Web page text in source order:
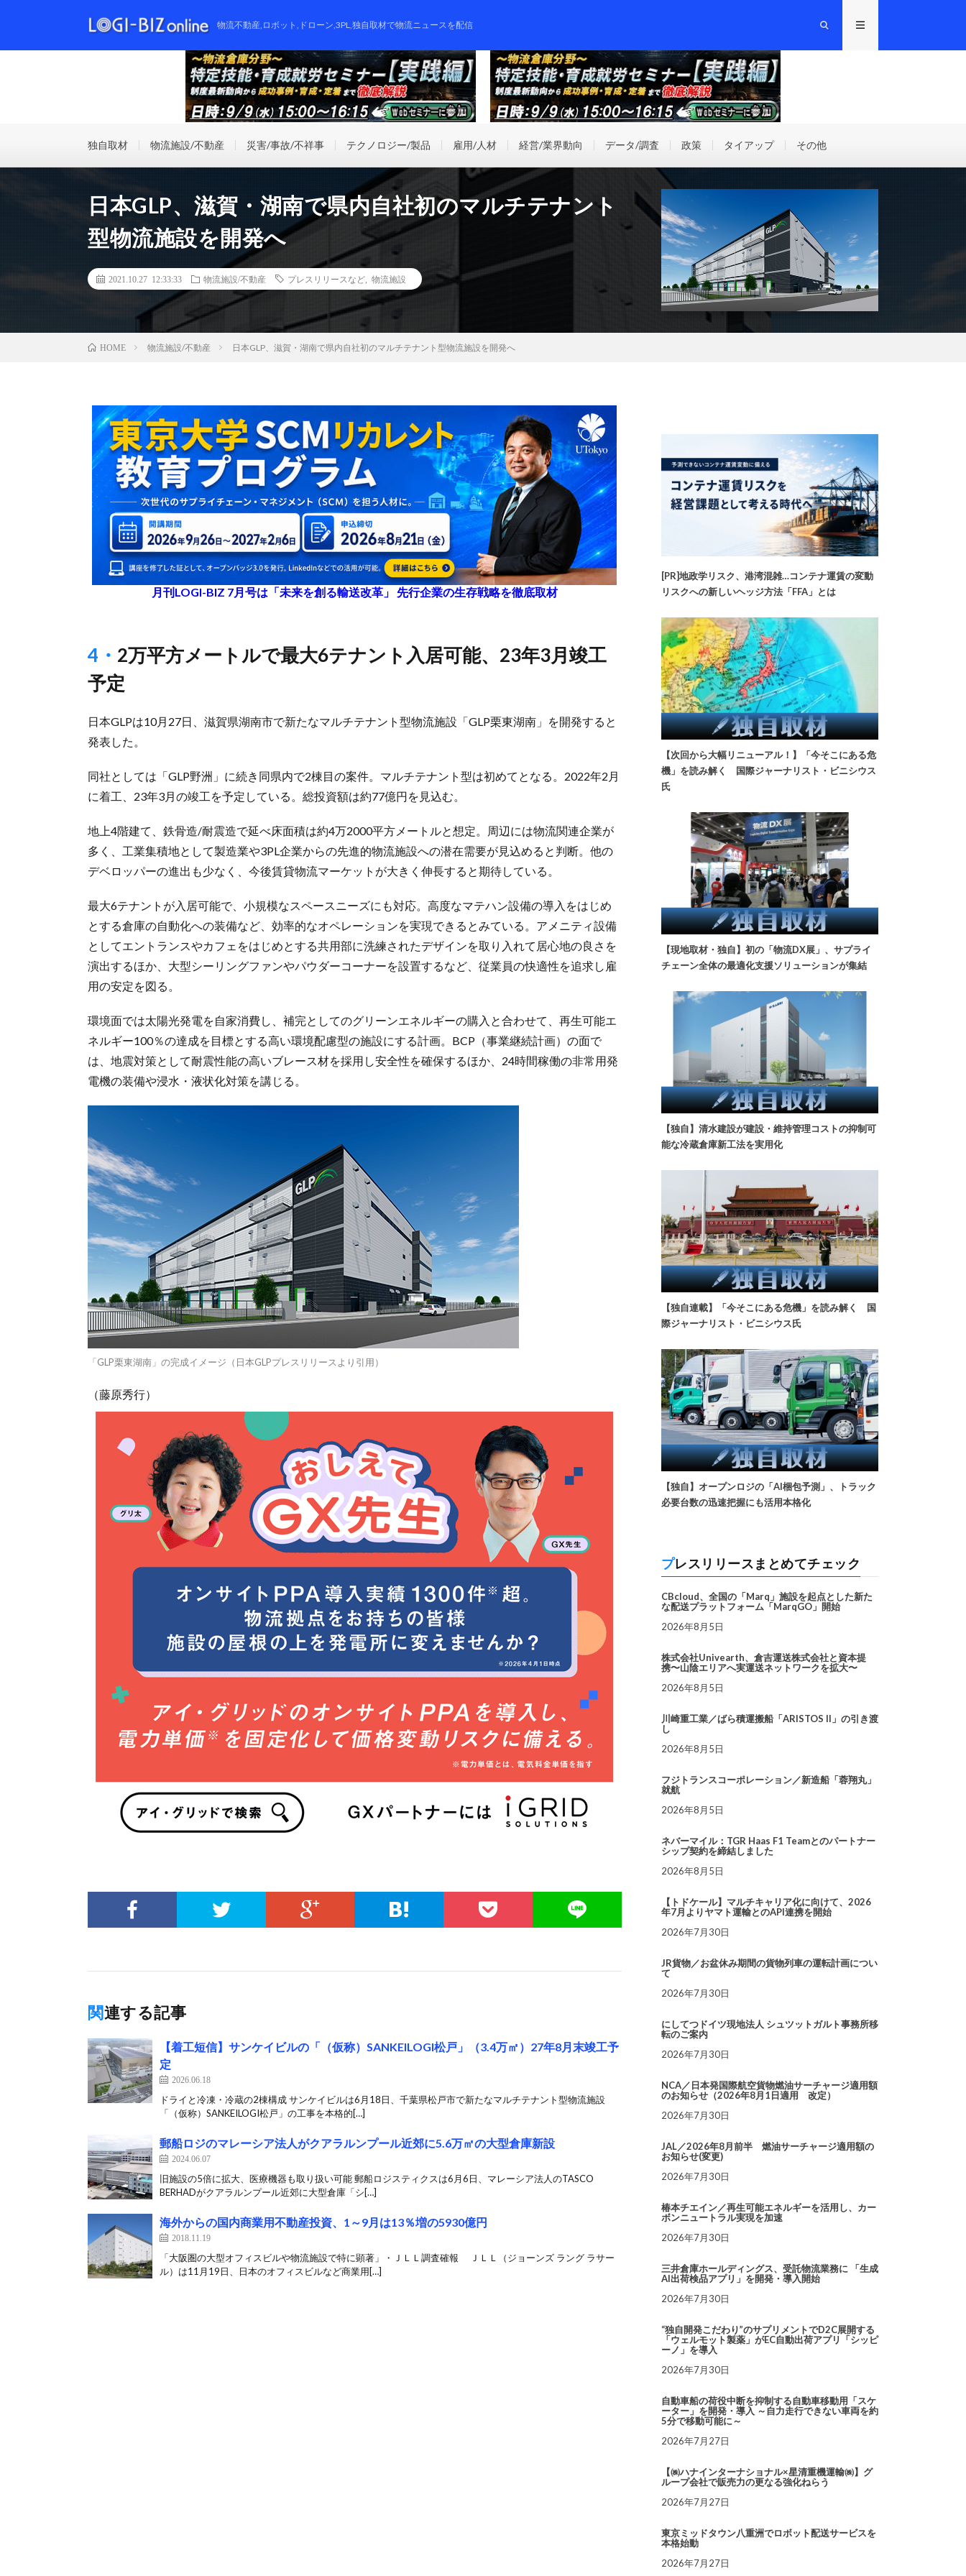
物流不動産,ロボット,ドローン,3PL,独自取材で物流ニュースを配信
独自取材 物流施設/不動産 災害/事故/不祥事 テクノロジー/製品 雇用/人材 経営/業界動向 データ/調査 政策 タイアップ その他
日本GLP、滋賀・湖南で県内自社初のマルチテナント
型物流施設を開発へ
2021.10.27 12:33:33 物流施設/不動産 プレスリリースなど 物流施設
HOME 物流施設/不動産 日本GLP、滋賀・湖南で県内自社初のマルチテナント型物流施設を開発へ
月刊LOGI-BIZ 7月号は「未来を創る輸送改革」 先行企業の生存戦略を徹底取材
4・2万平方メートルで最大6テナント入居可能、23年3月竣工
予定
日本GLPは10月27日、滋賀県湖南市で新たなマルチテナント型物流施設「GLP栗東湖南」を開発すると
発表した。
同社としては「GLP野洲」に続き同県内で2棟目の案件。マルチテナント型は初めてとなる。2022年2月
に着工、23年3月の竣工を予定している。総投資額は約77億円を見込む。
地上4階建て、鉄骨造/耐震造で延べ床面積は約4万2000平方メートルと想定。周辺には物流関連企業が
多く、工業集積地として製造業や3PL企業からの先進的物流施設への潜在需要が見込めると判断。他の
デベロッパーの進出も少なく、今後賃貸物流マーケットが大きく伸長すると期待している。
最大6テナントが入居可能で、小規模なスペースニーズにも対応。高度なマテハン設備の導入をはじめ
とする倉庫の自動化への装備など、効率的なオペレーションを実現できるとみている。アメニティ設備
としてエントランスやカフェをはじめとする共用部に洗練されたデザインを取り入れて居心地の良さを
演出するほか、大型シーリングファンやパウダーコーナーを設置するなど、従業員の快適性を追求し雇
用の安定を図る。
環境面では太陽光発電を自家消費し、補完としてのグリーンエネルギーの購入と合わせて、再生可能エ
ネルギー100％の達成を目標とする高い環境配慮型の施設にする計画。BCP（事業継続計画）の面で
は、地震対策として耐震性能の高いブレース材を採用し安全性を確保するほか、24時間稼働の非常用発
電機の装備や浸水・液状化対策を講じる。
「GLP栗東湖南」の完成イメージ（日本GLPプレスリリースより引用）
（藤原秀行）
関連する記事
【着工短信】サンケイビルの「（仮称）SANKEILOGI松戸」（3.4万㎡）27年8月末竣工予
定
2026.06.18
ドライと冷凍・冷蔵の2棟構成 サンケイビルは6月18日、千葉県松戸市で新たなマルチテナント型物流施設
「（仮称）SANKEILOGI松戸」の工事を本格的[…]
郵船ロジのマレーシア法人がクアラルンプール近郊に5.6万㎡の大型倉庫新設
2024.06.07
旧施設の5倍に拡大、医療機器も取り扱い可能 郵船ロジスティクスは6月6日、マレーシア法人のTASCO
BERHADがクアラルンプール近郊に大型倉庫「シ[…]
海外からの国内商業用不動産投資、1～9月は13％増の5930億円
2018.11.19
「大阪圏の大型オフィスビルや物流施設で特に顕著」・ＪＬＬ調査確報 ＪＬＬ（ジョーンズ ラング ラサー
ル）は11月19日、日本のオフィスビルなど商業用[…]
[PR]地政学リスク、港湾混雑…コンテナ運賃の変動
リスクへの新しいヘッジ方法「FFA」とは
【次回から大幅リニューアル！】「今そこにある危
機」を読み解く 国際ジャーナリスト・ビニシウス
氏
【現地取材・独自】初の「物流DX展」、サプライ
チェーン全体の最適化支援ソリューションが集結
【独自】清水建設が建設・維持管理コストの抑制可
能な冷蔵倉庫新工法を実用化
【独自連載】「今そこにある危機」を読み解く 国
際ジャーナリスト・ビニシウス氏
【独自】オープンロジの「AI梱包予測」、トラック
必要台数の迅速把握にも活用本格化
プレスリリースまとめてチェック
CBcloud、全国の「Marq」施設を起点とした新た
な配送プラットフォーム「MarqGO」開始
2026年8月5日
株式会社Univearth、倉吉運送株式会社と資本提
携〜山陰エリアへ実運送ネットワークを拡大〜
2026年8月5日
川崎重工業／ばら積運搬船「ARISTOS II」の引き渡
し
2026年8月5日
フジトランスコーポレーション／新造船「蓉翔丸」
就航
2026年8月5日
ネバーマイル：TGR Haas F1 Teamとのパートナー
シップ契約を締結しました
2026年8月5日
【トドケール】マルチキャリア化に向けて、2026
年7月よりヤマト運輸とのAPI連携を開始
2026年7月30日
JR貨物／お盆休み期間の貨物列車の運転計画につい
て
2026年7月30日
にしてつドイツ現地法人 シュツットガルト事務所移
転のご案内
2026年7月30日
NCA／日本発国際航空貨物燃油サーチャージ適用額
のお知らせ（2026年8月1日適用 改定）
2026年7月30日
JAL／2026年8月前半 燃油サーチャージ適用額の
お知らせ(変更)
2026年7月30日
椿本チエイン／再生可能エネルギーを活用し、カー
ボンニュートラル実現を加速
2026年7月30日
三井倉庫ホールディングス、受託物流業務に 「生成
AI出荷検品アプリ」を開発・導入開始
2026年7月30日
“独自開発こだわり”のサプリメントでD2C展開する
「ウェルモット製薬」がEC自動出荷アプリ「シッピ
ーノ」を導入
2026年7月30日
自動車船の荷役中断を抑制する自動車移動用「スケ
ーター」を開発・導入 ～自力走行できない車両を約
5分で移動可能に～
2026年7月27日
【㈱ハナインターナショナル×星清重機運輸㈱】グ
ループ会社で販売力の更なる強化ねらう
2026年7月27日
東京ミッドタウン八重洲でロボット配送サービスを
本格始動
2026年7月27日